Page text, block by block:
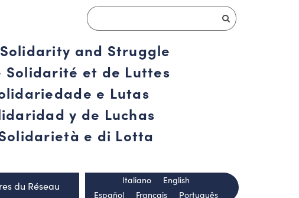
and Struggle
Solidarité et de Luttes
e Lutas
y de Luchas
e di Lotta
du Réseau
Español Français Português
Italiano English